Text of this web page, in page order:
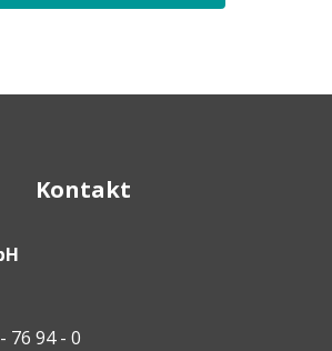
Kontakt
76 94 - 0